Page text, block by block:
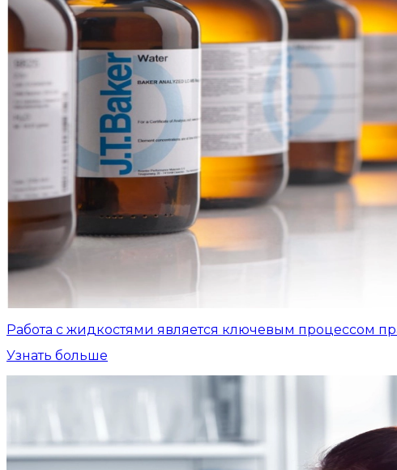
Работа с жидкостями является ключевым процессом
Узнать больше